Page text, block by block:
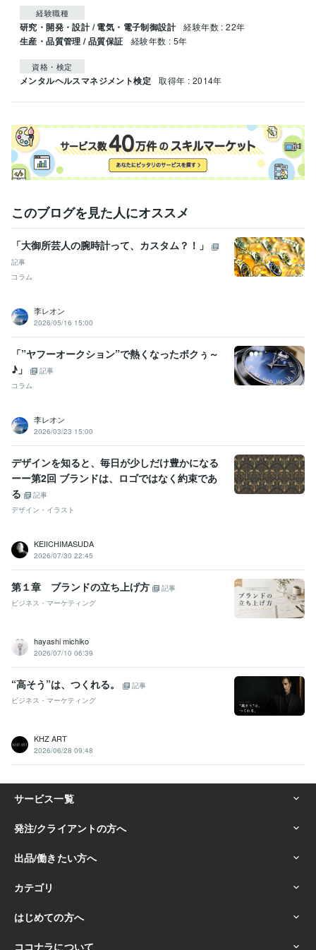
経験職種
研究・開発・設計 / 電気・電子制御設計 経験年数 : 22年
生産・品質管理 / 品質保証 経験年数 : 5年
資格・検定
メンタルヘルスマネジメント検定 取得年 : 2014年
このブログを見た人にオススメ
「大御所芸人の腕時計って、カスタム？！」
記事
コラム
李レオン
2026/05/16 15:00
「”ヤフーオークション”で熱くなったボクぅ～
♪」
記事
コラム
李レオン
2026/03/23 15:00
デザインを知ると、毎日が少しだけ豊かになる
ーー第2回 ブランドは、ロゴではなく約束であ
る
記事
デザイン・イラスト
KEIICHIMASUDA
2026/07/30 22:45
第１章 ブランドの立ち上げ方
記事
ビジネス・マーケティング
hayashi michiko
2026/07/10 06:39
“高そう”は、つくれる。
記事
ビジネス・マーケティング
KHZ ART
2026/06/28 09:48